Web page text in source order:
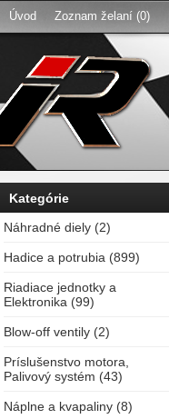
Úvod Zoznam želaní (0)
Kategórie
Náhradné diely (2)
Hadice a potrubia (899)
Riadiace jednotky a
Elektronika (99)
Blow-off ventily (2)
Príslušenstvo motora,
Palivový systém (43)
Náplne a kvapaliny (8)